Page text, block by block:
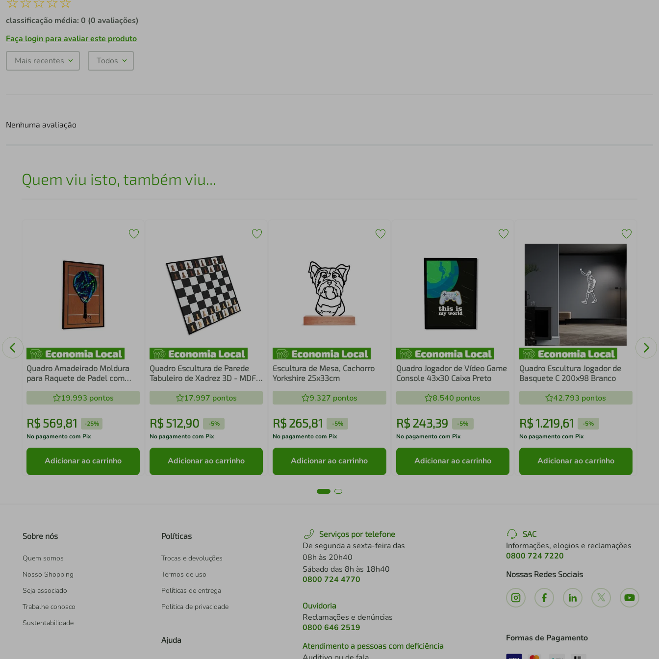
classificação média: 0 (0 avaliações)
Faça login para avaliar este produto
Mais recentes Todos
Nenhuma avaliação
Quem viu isto, também viu...
Quadro Amadeirado Moldura
para Raquete de Padel com
19.993 pontos
R$ 569,81 -25%
No pagamento com Pix
Adicionar ao carrinho
Quadro Escultura de Parede
Tabuleiro de Xadrez 3D - MDF
17.997 pontos
R$ 512,90 -5%
No pagamento com Pix
Adicionar ao carrinho
Escultura de Mesa, Cachorro
Yorkshire 25x33cm
9.327 pontos
R$265,81 -5%
No pagamento com Pix
Adicionar ao carrinho
Quadro Jogador de Vídeo Game
Console 43x30 Caixa Preto
8.540 pontos
R$ 243,39 -5%
No pagamento com Pix
Adicionar ao carrinho
Quadro Escultura Jogador de
Basquete C 200x98 Branco
42.793 pontos
R$1.219,61 -5%
No pagamento com Pix
Adicionar ao carrinho
Sobre nós
Quem somos
Nosso Shopping
Seja associado
Trabalhe conosco
Sustentabilidade
Políticas
Trocas e devoluções
Termos de uso
Políticas de entrega
Política de privacidade
Ajuda
Serviços por telefone
De segunda a sexta-feira das
08h às 20h40
Sábado das 8h às 18h40
0800 724 4770
Ouvidoria
Reclamações e denúncias
0800 646 2519
Atendimento a pessoas com deficiência
SAC
Informações, elogios e reclamações
0800 724 7220
Nossas Redes Sociais
Formas de Pagamento